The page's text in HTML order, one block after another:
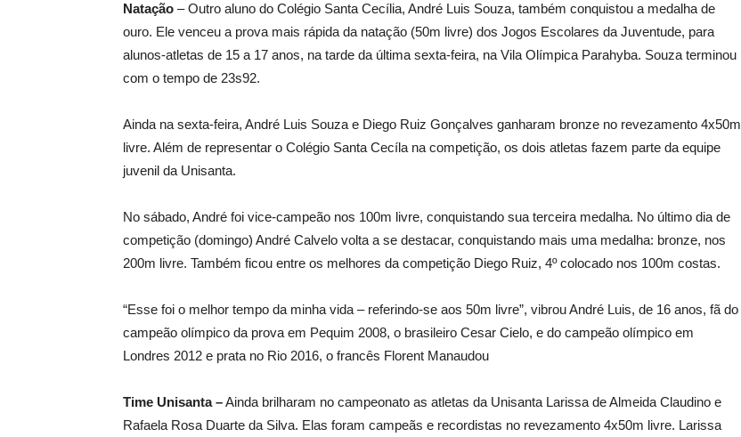
Natação – Outro aluno do Colégio Santa Cecília, André Luis Souza, também conquistou a medalha de
ouro. Ele venceu a prova mais rápida da natação (50m livre) dos Jogos Escolares da Juventude, para
alunos-atletas de 15 a 17 anos, na tarde da última sexta-feira, na Vila Olímpica Parahyba. Souza terminou
com o tempo de 23s92.
Ainda na sexta-feira, André Luis Souza e Diego Ruiz Gonçalves ganharam bronze no revezamento 4x50m
livre. Além de representar o Colégio Santa Cecíla na competição, os dois atletas fazem parte da equipe
juvenil da Unisanta.
No sábado, André foi vice-campeão nos 100m livre, conquistando sua terceira medalha. No último dia de
competição (domingo) André Calvelo volta a se destacar, conquistando mais uma medalha: bronze, nos
200m livre. Também ficou entre os melhores da competição Diego Ruiz, 4º colocado nos 100m costas.
“Esse foi o melhor tempo da minha vida – referindo-se aos 50m livre”, vibrou André Luis, de 16 anos, fã do
campeão olímpico da prova em Pequim 2008, o brasileiro Cesar Cielo, e do campeão olímpico em
Londres 2012 e prata no Rio 2016, o francês Florent Manaudou
Time Unisanta –Ainda brilharam no campeonato as atletas da Unisanta Larissa de Almeida Claudino e
Rafaela Rosa Duarte da Silva. Elas foram campeãs e recordistas no revezamento 4x50m livre. Larissa